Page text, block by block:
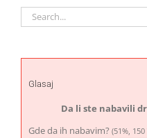
Search
for:
Glasaj
Da li ste nabavili
Gde da ih nabavim? (51%,